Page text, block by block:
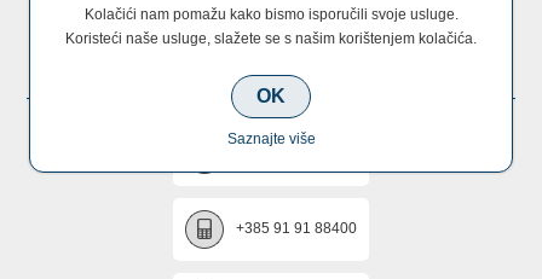
+385 91 91 88400
Kolačići nam pomažu kako bismo isporučili svoje usluge.
Koristeći naše usluge, slažete se s našim korištenjem kolačića.
OK
Saznajte više